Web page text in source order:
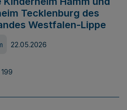
Tecklenburg des
Westfalen-Lippe
22.05.2026
199